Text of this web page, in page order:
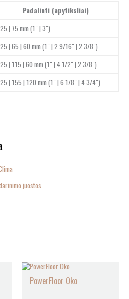
Padalinti (apytiksliai)
25 | 75 mm (1″ | 3″)
25 | 65 | 60 mm (1″ | 2 9/16″ | 2 3/8″)
25 | 115 | 60 mm (1″ | 4 1/2″ | 2 3/8″)
25 | 155 | 120 mm (1″ | 6 1/8″ | 4 3/4″)
juostos
PowerFloor Oko